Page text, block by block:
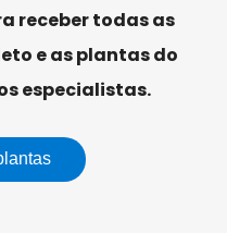
receber todas as
e as plantas do
especialistas.